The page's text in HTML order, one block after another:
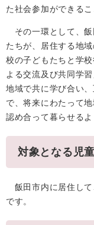
た社会参加ができる
その一環として、飯
たちが、居住する地
校の子どもたちと学
よる交流及び共同学
地域で共に学び合い
で、将来にわたって
認め合って暮らせる
対象となる児
飯田市内に居住して
です。